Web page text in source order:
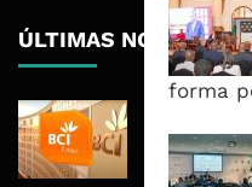
forma
ÚLTIMAS NOTÍCIAS
Meticais,
Recua